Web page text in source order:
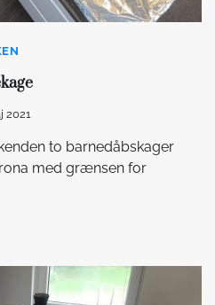
2021
to barnedåbskager
med grænsen for